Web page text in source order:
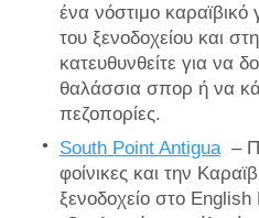
ένα νόστιμο καραϊβικό
του ξενοδοχείου και
κατευθυνθείτε για να
θαλάσσια σπορ ή να
πεζοπορίες.
South Point Antigua–
φοίνικες και την
ξενοδοχείο στο English